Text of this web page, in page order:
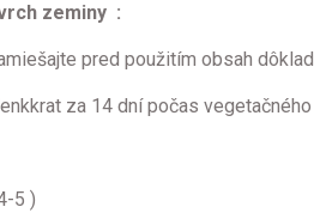
zeminy :
pred použitím obsah
za 14 dní počas
5 )